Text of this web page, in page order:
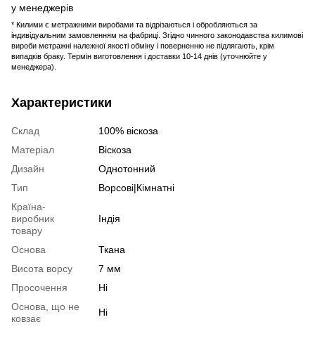
у менеджерів
* Килими є метражними виробами та відрізаються і обробляються за
індивідуальним замовленням на фабриці. Згідно чинного законодавства килимові
вироби метражні належної якості обміну і поверненню не підлягають, крім
випадків браку. Термін виготовлення і доставки 10-14 днів (уточнюйте у
менеджера).
Характеристики
Склад
100% віскоза
Матеріал
Віскоза
Дизайн
Однотонний
Тип
Ворсові|Кімнатні
Країна-
виробник
товару
Індія
Основа
Ткана
Висота ворсу
7 мм
Просочення
Ні
Основа, що не
ковзає
Ні